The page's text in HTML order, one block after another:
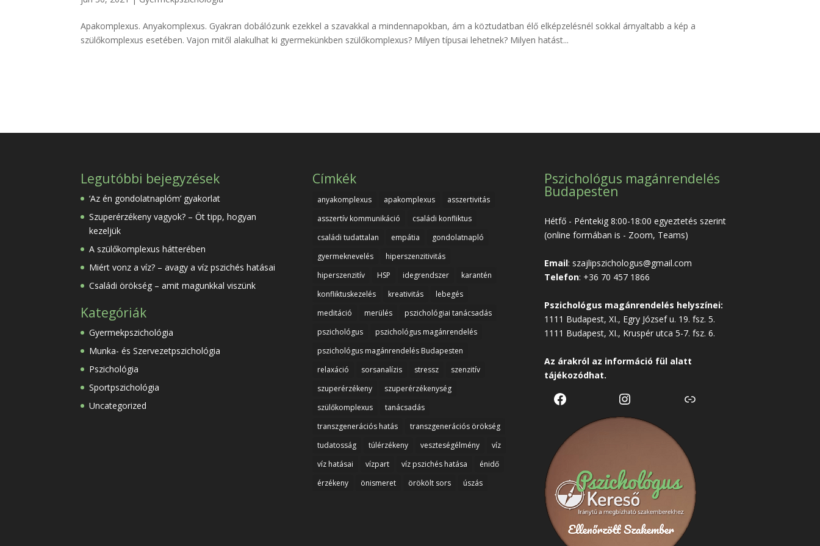
Apakomplexus. Anyakomplexus. Gyakran dobálózunk ezekkel a szavakkal a mindennapokban, ám a köztudatban élő elképzelésnél sokkal árnyaltabb a kép a
szülőkomplexus esetében. Vajon mitől alakulhat ki gyermekünkben szülőkomplexus? Milyen típusai lehetnek? Milyen hatást...
Legutóbbi bejegyzések
‘Az én gondolatnaplóm’ gyakorlat
Szuperérzékeny vagyok? – Öt tipp, hogyan
kezeljük
A szülőkomplexus hátterében
Miért vonz a víz? – avagy a víz pszichés hatásai
Családi örökség – amit magunkkal viszünk
Kategóriák
Gyermekpszichológia
Munka- és Szervezetpszichológia
Pszichológia
Sportpszichológia
Uncategorized
Címkék
anyakomplexus apakomplexus
asszertivitás
asszertív kommunikáció
családi konfliktus
családi tudattalan
empátia
gondolatnapló
gyermeknevelés
hiperszenzitivitás
hiperszenzitív
HSP idegrendszer
karantén
konfliktuskezelés
kreativitás
lebegés
meditáció
merülés
pszichológiai tanácsadás
pszichológus
pszichológus magánrendelés
pszichológus magánrendelés Budapesten
relaxáció
sorsanalízis stressz
szenzitív
szuperérzékeny
szuperérzékenység
szülőkomplexus
tanácsadás
transzgenerációs hatás
transzgenerációs örökség
tudatosság
túlérzékeny veszteségélmény
víz
víz hatásai
vízpart víz pszichés hatása
énidő
érzékeny
önismeret örökölt sors úszás
Pszichológus magánrendelés
Budapesten
Hétfő - Péntekig 8:00-18:00 egyeztetés szerint
(online formában is - Zoom, Teams)
Email: szajlipszichologus@gmail.com
Telefon: +36 70 457 1866
Pszichológus magánrendelés helyszínei:
1111 Budapest, XI., Egry József u. 19. fsz. 5.
1111 Budapest, XI., Kruspér utca 5-7. fsz. 6.
Az árakról az információ fül alatt
tájékozódhat.
Facebook InstagramLink